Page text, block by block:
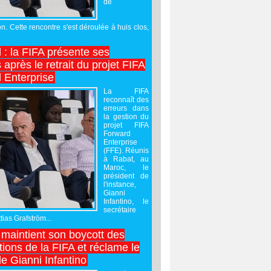
Cette rencontre s'est déroulée à huis clos,
: la FIFA présente ses
après le retrait du projet FIFA
Enterprise
La FIFA
reconnaît des
erreurs dans
la gestion du
projet FIFA
Forward
Enterprise
(FFE). Réunis
à Rabat, au
Maroc, le
président de
l'instance,
Gianni
Infantino, le
secrétaire
Grafström...
son boycott des
de la FIFA et réclame le
Gianni Infantino